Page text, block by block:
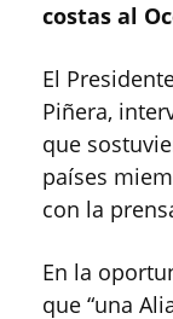
costas al
El
Piñera,
que
países
con la
En la
que “una